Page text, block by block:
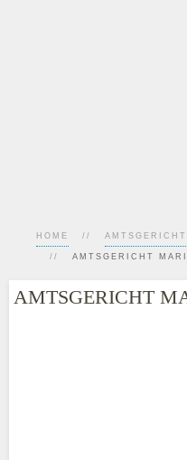
HOME
AMTSGERICHT
AMTSGERICHT